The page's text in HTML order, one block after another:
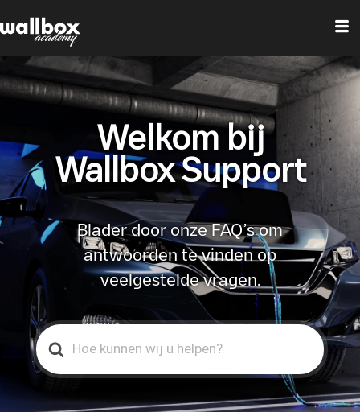
Welkom bij
Wallbox Support
Blader door onze FAQ’s om
antwoorden te vinden op
veelgestelde vragen.
Search
For